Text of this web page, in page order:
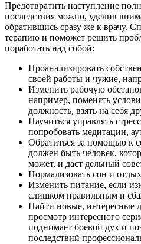
Предотвратить наступление
последствия можно, уделив
обратившись сразу же к врачу.
терапию и поможет решить
поработать над собой:
Проанализировать
своей работы и чужие,
Изменить рабочую
например, поменять
должность, взять на себя
Научиться управлять
попробовать медитации,
Обратиться за помощью к
должен быть человек,
может, и даст дельный
Нормализовать сон и
Изменить питание, если
слишком правильным и
Найти новые, интересные
просмотр интересного
поднимает боевой дух и
последствий